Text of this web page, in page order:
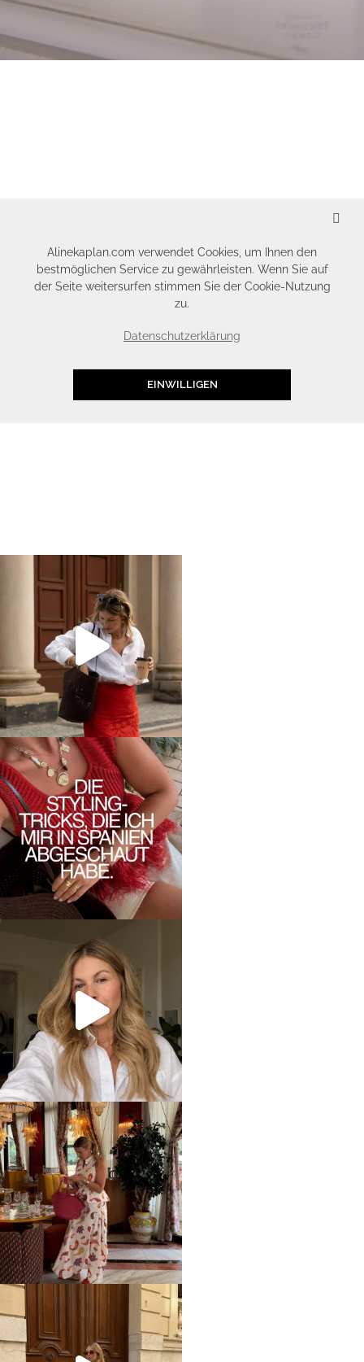
Alinekaplan.com verwendet Cookies, um Ihnen den
bestmöglichen Service zu gewährleisten. Wenn Sie auf
der Seite weitersurfen stimmen Sie der Cookie-Nutzung
zu.
Datenschutzerklärung
EINWILLIGEN